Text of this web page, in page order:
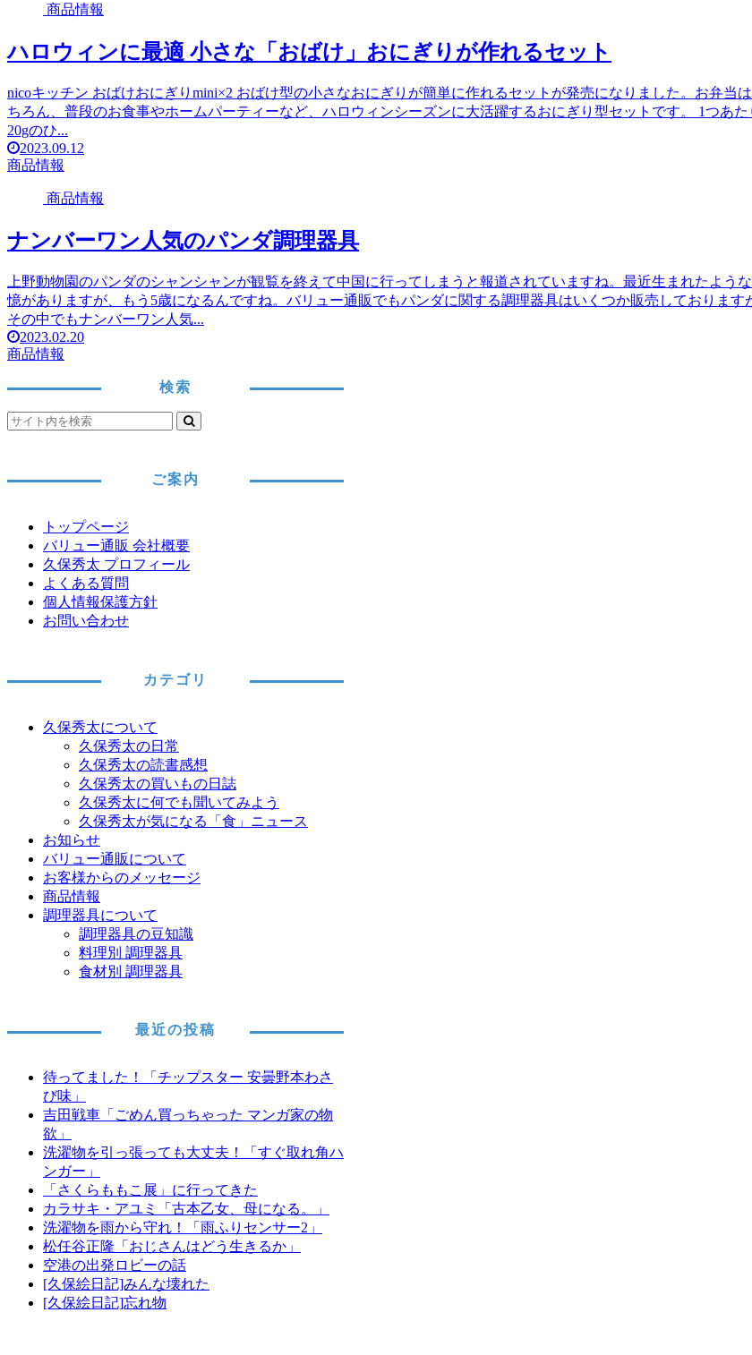
商品情報
ハロウィンに最適 小さな「おばけ」おにぎりが作れるセット
nicoキッチン おばけおにぎりmini×2 おばけ型の小さなおにぎりが簡単に作れるセットが発売になりました。お弁当
ちろん、普段のお食事やホームパーティーなど、ハロウィンシーズンに大活躍するおにぎり型セットです。 1つあた
20gのひ...
2023.09.12
商品情報
商品情報
ナンバーワン人気のパンダ調理器具
上野動物園のパンダのシャンシャンが観覧を終えて中国に行ってしまうと報道されていますね。最近生まれたよう
憶がありますが、もう5歳になるんですね。バリュー通販でもパンダに関する調理器具はいくつか販売しております
その中でもナンバーワン人気...
2023.02.20
商品情報
検索
ご案内
トップページ
バリュー通販 会社概要
久保秀太 プロフィール
よくある質問
個人情報保護方針
お問い合わせ
カテゴリ
久保秀太について
久保秀太の日常
久保秀太の読書感想
久保秀太の買いもの日誌
久保秀太に何でも聞いてみよう
久保秀太が気になる「食」ニュース
お知らせ
バリュー通販について
お客様からのメッセージ
商品情報
調理器具について
調理器具の豆知識
料理別 調理器具
食材別 調理器具
最近の投稿
待ってました！「チップスター 安曇野本わさ
び味」
吉田戦車「ごめん買っちゃった マンガ家の物
欲」
洗濯物を引っ張っても大丈夫！「すぐ取れ角ハ
ンガー」
「さくらももこ展」に行ってきた
カラサキ・アユミ「古本乙女、母になる。」
洗濯物を雨から守れ！「雨ふりセンサー2」
松任谷正隆「おじさんはどう生きるか」
空港の出発ロビーの話
[久保絵日記]みんな壊れた
[久保絵日記]忘れ物